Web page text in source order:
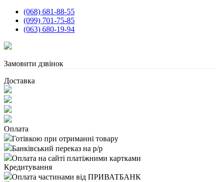
(068) 681-88-55
(099) 701-75-85
(063) 680-19-94
Замовити дзвінок
Доставка
Оплата
Готівкою при отриманні товару
Банківський переказ на р/р
Оплата на сайті платіжними картками
Кредитування
Оплата частинами від ПРИВАТБАНК